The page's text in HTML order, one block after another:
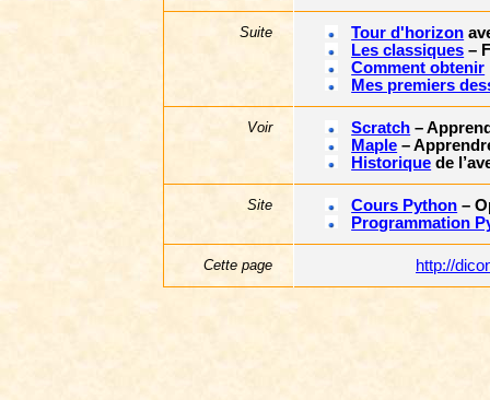
Suite Tour d'horizon
Les classiques –
Comment obtenir
Mes premiers
Voir Scratch –
Maple –
Historique de
Site Cours Python –
Programmation
Cette page http://